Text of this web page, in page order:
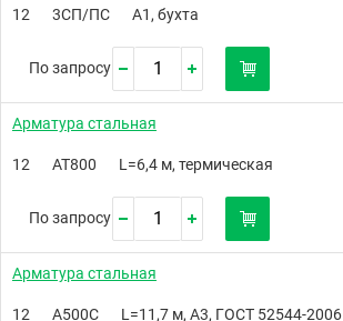
12 3СП/ПС А1, бухта
По запросу
Арматура стальная
12 АТ800 L=6,4 м, термическая
По запросу
Арматура стальная
12 А500С L=11,7 м, А3, ГОСТ 52544-2006